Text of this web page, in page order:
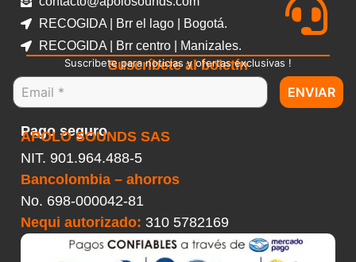
RECOGIDA | Brr el lago | Bogotá.
RECOGIDA | Brr centro | Manizales.
Suscríbete al boletín
Suscribete para noticias y ofertas exclusivas !
ENVIAR
Pago seguro
APOLO SOUNDS SAS
NIT. 901.964.488-5
Bancolombia – ahorros
No. 698-000042-81
Nequi autorizado: 310 5782169